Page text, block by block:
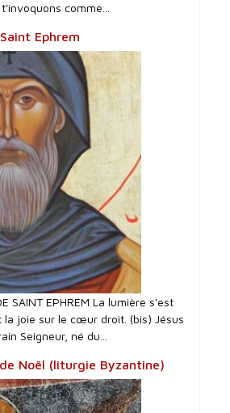
comme...
Ephrem
SAINT EPHREM La lumière s'est
joie sur le cœur droit. (bis) Jésus
Seigneur, né du...
Noël (liturgie Byzantine)